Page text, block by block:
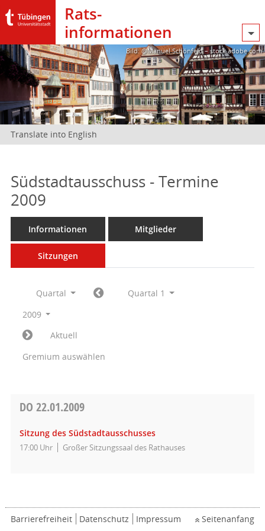
Rats­
informationen
Bild: @Manuel Schönfeld – stock.adobe.com
Translate into English
Südstadtausschuss - Termine
2009
Informationen Mitglieder
Sitzungen
Quartal
Quartal 1
2009
Aktuell
Gremium auswählen
DO 22.01.2009
Sitzung des Südstadtausschusses
17:00 Uhr Großer Sitzungssaal des Rathauses
Barrierefreiheit Datenschutz Impressum Seitenanfang